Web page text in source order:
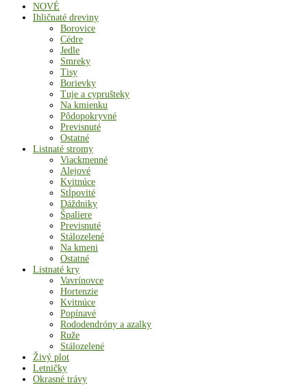
NOVÉ
Ihličnaté dreviny
Borovice
Cédre
Jedle
Smreky
Tisy
Borievky
Tuje a cyprušteky
Na kmienku
Pôdopokryvné
Previsnuté
Ostatné
Listnaté stromy
Viackmenné
Alejové
Kvitnúce
Stĺpovité
Dáždniky
Špaliere
Previsnuté
Stálozelené
Na kmeni
Ostatné
Listnaté kry
Vavrínovce
Hortenzie
Kvitnúce
Popínavé
Rododendróny a azalky
Ruže
Stálozelené
Živý plot
Letničky
Okrasné trávy